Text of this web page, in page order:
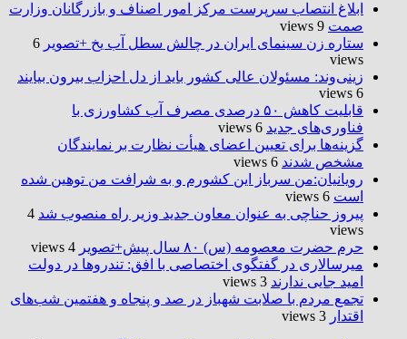
ابلاغ انتصاب سرپرست مرکز امور اصناف و بازرگانان وزارت
صمت 9 views
ستاره زن سینمای ایران در چالش سطل آب یخ +تصویر 6
views
زینی‌وند: مسئولان عالی کشور باید از دل احزاب بیرون بیایند
6 views
قابلیت کاهش ۵۰ درصدی مصرف آب کشاورزی با
فناوری‌های جدید 6 views
گزینه‌ها برای تعیین اعضای هیأت نظارت بر نمایندگان
مشخص شدند 6 views
رویانیان:من سرباز این کشورم و به شرافت من توهین شده
است 6 views
پیروز حناچی به عنوان معاون جدید وزیر راه منصوب شد 4
views
حرم حضرت‌ معصومه (س) ۸۰ سال پیش+تصویر
4 views
میرسالاری در گفتگوی اختصاصی با افق: تندروها در دولت
امید جایی ندارند 3 views
تجمع مردم با صلابت شهباز در صد و پنجاه و هفتمین شب‌های
اقتدار 3 views